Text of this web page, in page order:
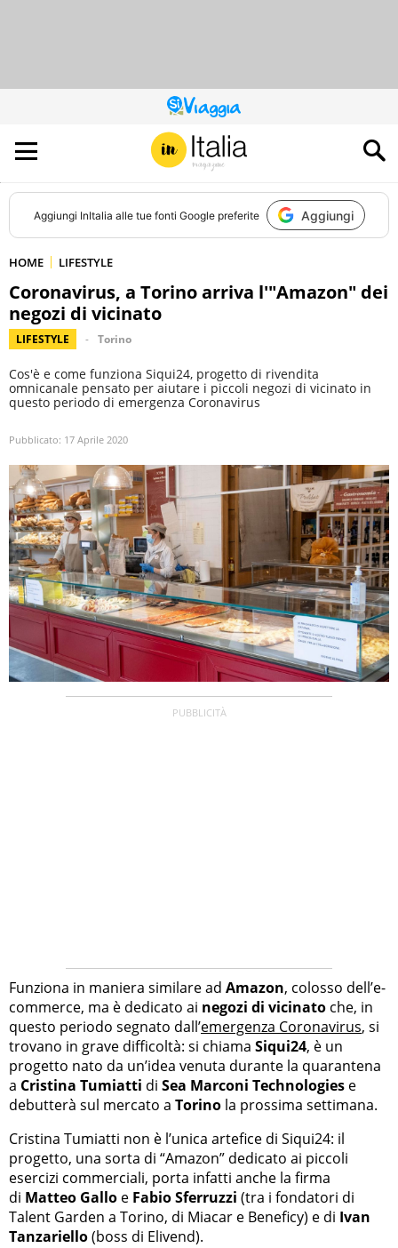
QUESTO
SITO
CONTRIBUISCE
ALL’AUDIENCE
DI
Aggiungi InItalia alle tue fonti Google preferite Aggiungi
HOME LIFESTYLE
Coronavirus, a Torino arriva l'"Amazon" dei
negozi di vicinato
LIFESTYLE Torino
Cos'è e come funziona Siqui24, progetto di rivendita
omnicanale pensato per aiutare i piccoli negozi di vicinato in
questo periodo di emergenza Coronavirus
Pubblicato: 17 Aprile 2020
Funziona in maniera similare ad Amazon, colosso dell’e-
commerce, ma è dedicato ai negozi di vicinato che, in
questo periodo segnato dall’emergenza Coronavirus, si
trovano in grave difficoltà: si chiama Siqui24, è un
progetto nato da un’idea venuta durante la quarantena
a Cristina Tumiatti di Sea Marconi Technologies e
debutterà sul mercato a Torino la prossima settimana.
Cristina Tumiatti non è l’unica artefice di Siqui24: il
progetto, una sorta di “Amazon” dedicato ai piccoli
esercizi commerciali, porta infatti anche la firma
di Matteo Gallo e Fabio Sferruzzi (tra i fondatori di
Talent Garden a Torino, di Miacar e Beneficy) e di Ivan
Tanzariello(boss di Elivend).